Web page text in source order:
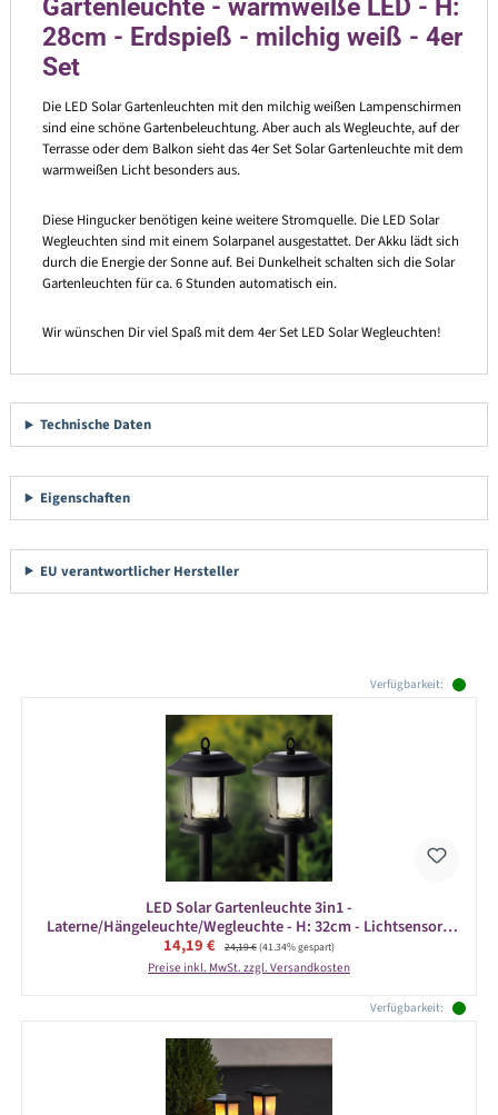
Gartenleuchte - warmweiße LED - H:
28cm - Erdspieß - milchig weiß - 4er
Set
Die LED Solar Gartenleuchten mit den milchig weißen Lampenschirmen
sind eine schöne Gartenbeleuchtung. Aber auch als Wegleuchte, auf der
Terrasse oder dem Balkon sieht das 4er Set Solar Gartenleuchte mit dem
warmweißen Licht besonders aus.
Diese Hingucker benötigen keine weitere Stromquelle. Die LED Solar
Wegleuchten sind mit einem Solarpanel ausgestattet. Der Akku lädt sich
durch die Energie der Sonne auf. Bei Dunkelheit schalten sich die Solar
Gartenleuchten für ca. 6 Stunden automatisch ein.
Wir wünschen Dir viel Spaß mit dem 4er Set LED Solar Wegleuchten!
Technische Daten
Eigenschaften
EU verantwortlicher Hersteller
Verfügbarkeit:
LED Solar Gartenleuchte 3in1 -
Laterne/Hängeleuchte/Wegleuchte - H: 32cm - Lichtsensor -
2er Set
Verkaufspreis:
14,19 € Regulärer Preis:
24,19 €(41.34% gespart)
Preise inkl. MwSt. zzgl. Versandkosten
Verfügbarkeit: